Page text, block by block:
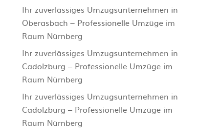
Ihr zuverlässiges Umzugsunternehmen in
Oberasbach – Professionelle Umzüge im
Raum Nürnberg
Ihr zuverlässiges Umzugsunternehmen in
Cadolzburg – Professionelle Umzüge im
Raum Nürnberg
Ihr zuverlässiges Umzugsunternehmen in
Cadolzburg – Professionelle Umzüge im
Raum Nürnberg